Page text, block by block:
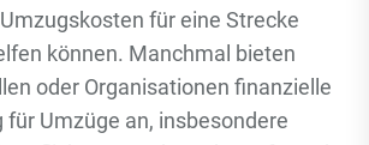
für eine Strecke
können. Manchmal bieten
oder Organisationen finanzielle
Umzüge an, insbesondere